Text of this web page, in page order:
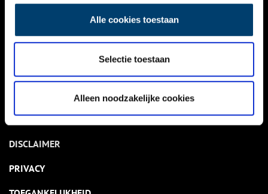
Alle cookies toestaan
Selectie toestaan
Alleen noodzakelijke cookies
ACTIVITEITEN
NIEUWSBRIEF
DISCLAIMER
PRIVACY